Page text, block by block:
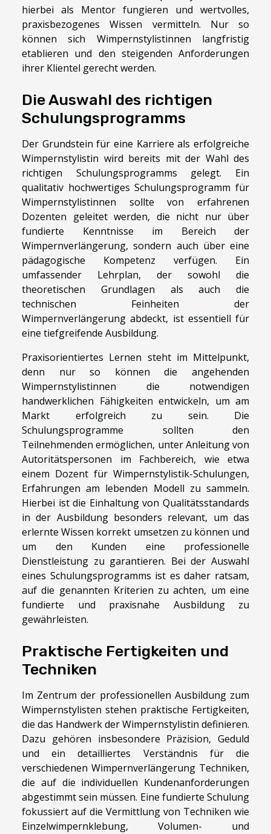
hierbei als Mentor fungieren und wertvolles,
praxisbezogenes Wissen vermitteln. Nur so
können sich Wimpernstylistinnen langfristig
etablieren und den steigenden Anforderungen
ihrer Klientel gerecht werden.
Die Auswahl des richtigen
Schulungsprogramms
Der Grundstein für eine Karriere als erfolgreiche
Wimpernstylistin wird bereits mit der Wahl des
richtigen Schulungsprogramms gelegt. Ein
qualitativ hochwertiges Schulungsprogramm für
Wimpernstylistinnen sollte von erfahrenen
Dozenten geleitet werden, die nicht nur über
fundierte Kenntnisse im Bereich der
Wimpernverlängerung, sondern auch über eine
pädagogische Kompetenz verfügen. Ein
umfassender Lehrplan, der sowohl die
theoretischen Grundlagen als auch die
technischen Feinheiten der
Wimpernverlängerung abdeckt, ist essentiell für
eine tiefgreifende Ausbildung.
Praxisorientiertes Lernen steht im Mittelpunkt,
denn nur so können die angehenden
Wimpernstylistinnen die notwendigen
handwerklichen Fähigkeiten entwickeln, um am
Markt erfolgreich zu sein. Die
Schulungsprogramme sollten den
Teilnehmenden ermöglichen, unter Anleitung von
Autoritätspersonen im Fachbereich, wie etwa
einem Dozent für Wimpernstylistik-Schulungen,
Erfahrungen am lebenden Modell zu sammeln.
Hierbei ist die Einhaltung von Qualitätsstandards
in der Ausbildung besonders relevant, um das
erlernte Wissen korrekt umsetzen zu können und
um den Kunden eine professionelle
Dienstleistung zu garantieren. Bei der Auswahl
eines Schulungsprogramms ist es daher ratsam,
auf die genannten Kriterien zu achten, um eine
fundierte und praxisnahe Ausbildung zu
gewährleisten.
Praktische Fertigkeiten und
Techniken
Im Zentrum der professionellen Ausbildung zum
Wimpernstylisten stehen praktische Fertigkeiten,
die das Handwerk der Wimpernstylistin definieren.
Dazu gehören insbesondere Präzision, Geduld
und ein detailliertes Verständnis für die
verschiedenen Wimpernverlängerung Techniken,
die auf die individuellen Kundenanforderungen
abgestimmt sein müssen. Eine fundierte Schulung
fokussiert auf die Vermittlung von Techniken wie
Einzelwimpernklebung, Volumen- und